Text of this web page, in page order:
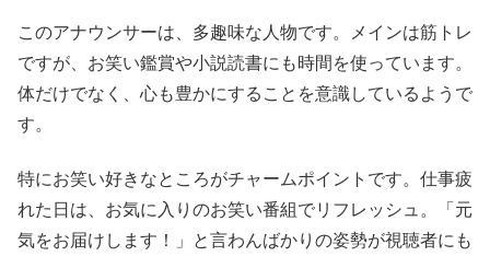
このアナウンサーは、多趣味な人物です。メインは筋トレ
ですが、お笑い鑑賞や小説読書にも時間を使っています。
体だけでなく、心も豊かにすることを意識しているようで
す。
特にお笑い好きなところがチャームポイントです。仕事疲
れた日は、お気に入りのお笑い番組でリフレッシュ。「元
気をお届けします！」と言わんばかりの姿勢が視聴者にも